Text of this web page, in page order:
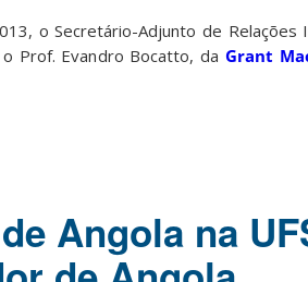
o Secretário-Adjunto de Relações
Prof. Evandro Bocatto, daGrant
Angola na